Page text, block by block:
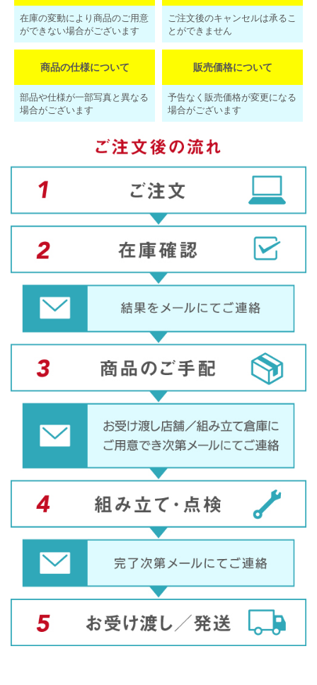
在庫の変動により商品のご用意
ができない場合がございます
ご注文後のキャンセルは承るこ
とができません
商品の仕様について
部品や仕様が一部写真と異なる
場合がございます
販売価格について
予告なく販売価格が変更になる
場合がございます